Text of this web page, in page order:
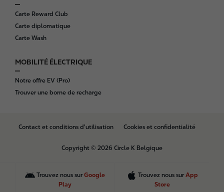
Carte Reward Club
Carte diplomatique
Carte Wash
MOBILITÉ ÉLECTRIQUE
Notre offre EV (Pro)
Trouver une borne de recharge
B
Contact et conditions d'utilisation Cookies et confidentialité
Copyright © 2026 Circle K Belgique
Trouvez nous surGoogle
Play
Trouvez nous sur App
Store